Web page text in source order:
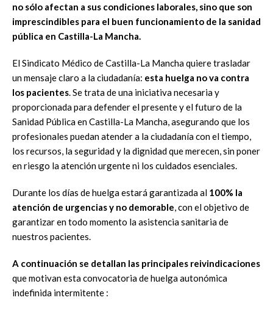
no sólo afectan a sus condiciones laborales, sino que son
imprescindibles para el buen funcionamiento de la sanidad
pública en Castilla-La Mancha.
El Sindicato Médico de Castilla-La Mancha quiere trasladar
un mensaje claro a la ciudadanía: esta huelga no va contra
los pacientes. Se trata de una iniciativa necesaria y
proporcionada para defender el presente y el futuro de la
Sanidad Pública en Castilla-La Mancha, asegurando que los
profesionales puedan atender a la ciudadanía con el tiempo,
los recursos, la seguridad y la dignidad que merecen, sin poner
en riesgo la atención urgente ni los cuidados esenciales.
Durante los días de huelga estará garantizada al 100% la
atención de urgencias y no demorable, con el objetivo de
garantizar en todo momento la asistencia sanitaria de
nuestros pacientes.
A continuación se detallan las principales reivindicaciones
que motivan esta convocatoria de huelga autonómica
indefinida intermitente :